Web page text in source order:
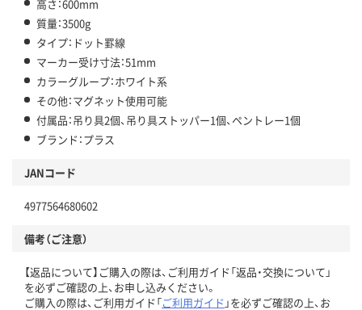
高さ：600mm
質量：3500g
タイプ：ドット罫線
マーカー受け寸法：51mm
カラーグループ：ホワイト系
その他：マグネット使用可能
付属品：吊り具2個、吊り具ストッパー1個、ペントレー1個
ブランド：プラス
JANコード
4977564680602
備考（ご注意）
【返品について】ご購入の際は、ご利用ガイド「返品・交換について」
を必ずご確認の上、お申し込みください。
ご購入の際は、ご利用ガイド「ご利用ガイド 」を必ずご確認の上、お